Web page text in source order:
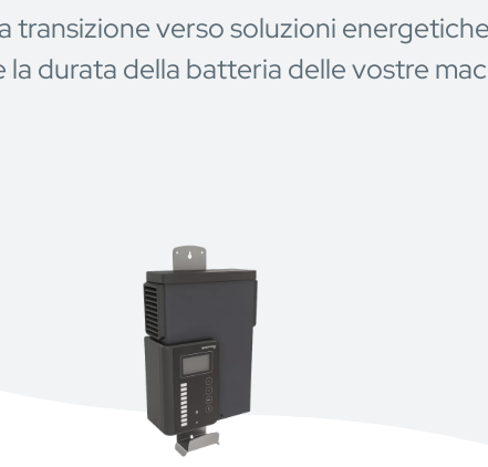
transizione verso soluzioni
durata della batteria delle vostre